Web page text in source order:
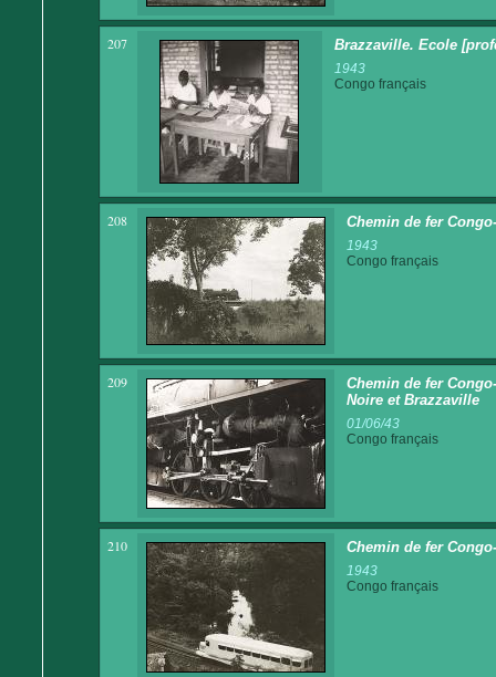
207 Brazzaville. Ecole
1943
Congo français
208 Chemin de fer
1943
Congo français
209
Chemin de fer
Noire et Brazzaville
01/06/43
Congo français
210 Chemin de fer
1943
Congo français